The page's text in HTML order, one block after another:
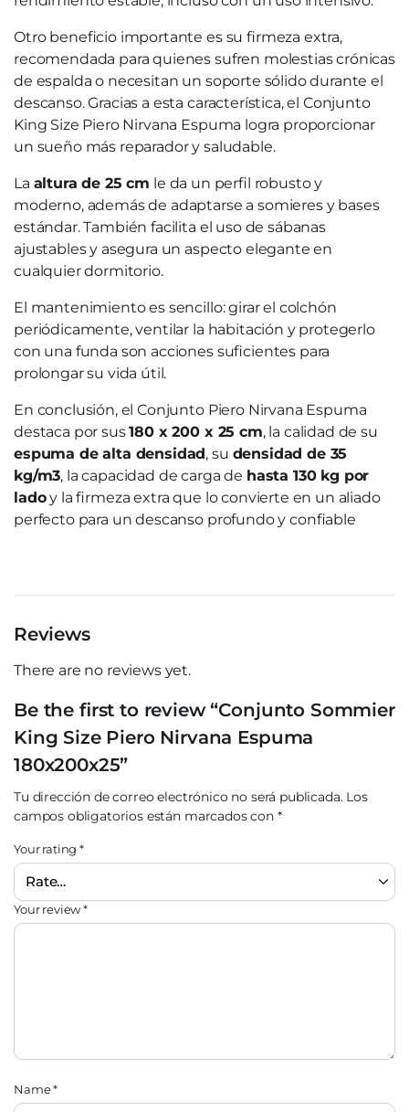
Otro beneficio importante es su firmeza extra,
recomendada para quienes sufren molestias crónicas
de espalda o necesitan un soporte sólido durante el
descanso. Gracias a esta característica, el Conjunto
King Size Piero Nirvana Espuma logra proporcionar
un sueño más reparador y saludable.
La altura de 25 cm le da un perfil robusto y
moderno, además de adaptarse a somieres y bases
estándar. También facilita el uso de sábanas
ajustables y asegura un aspecto elegante en
cualquier dormitorio.
El mantenimiento es sencillo: girar el colchón
periódicamente, ventilar la habitación y protegerlo
con una funda son acciones suficientes para
prolongar su vida útil.
En conclusión, el Conjunto Piero Nirvana Espuma
destaca por sus180 x 200 x 25 cm, la calidad de su
espuma de alta densidad, su densidad de 35
kg/m3, la capacidad de carga de hasta 130 kg por
ladoy la firmeza extra que lo convierte en un aliado
perfecto para un descanso profundo y confiable
Reviews
There are no reviews yet.
Be the first to review “Conjunto Sommier
King Size Piero Nirvana Espuma
180x200x25”
Tu dirección de correo electrónico no será publicada. Los
campos obligatorios están marcados con *
Your rating*
Your review*
Name*